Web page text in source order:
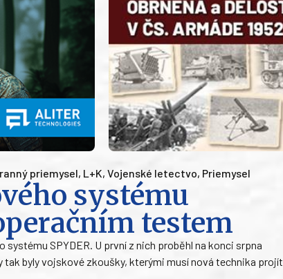
priemysel, L+K, Vojenské letectvo, Priemysel
systému
testem
SPYDER. U první z nich proběhl na konci srpna
byly vojskové zkoušky, kterými musí nová technika projít